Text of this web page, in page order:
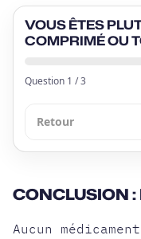
VOUS ÊTES
COMPRIMÉ OU
Question 1 /3
Retour
CONCLUSION
Aucun